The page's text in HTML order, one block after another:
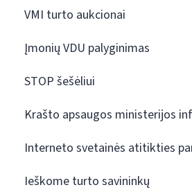
VMI turto aukcionai
Įmonių VDU palyginimas
STOP šešėliui
Krašto apsaugos ministerijos
Interneto svetainės atitikties
Ieškome turto savininkų